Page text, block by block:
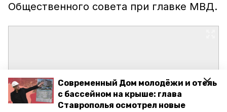
Современный Дом молодёжи и отель
с бассейном на крыше: глава
Ставрополья осмотрел новые
Общественного совета при главке МВД.